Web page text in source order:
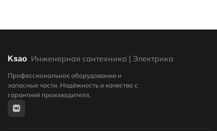
Ksao Инженерная сантехника | Электрика
Профессиональное оборудование и
запасные части. Надёжность и качество с
гарантией производителя.